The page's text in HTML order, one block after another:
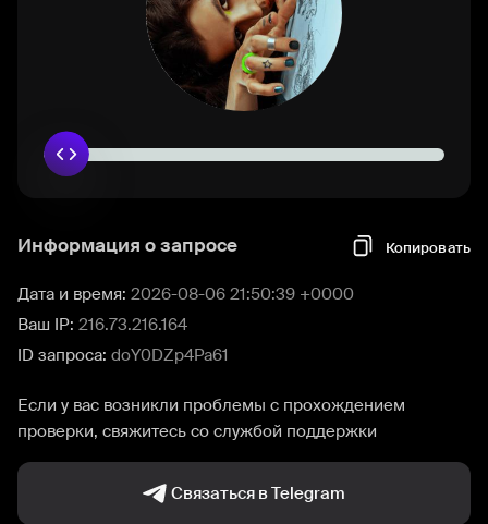
Информация о запросе Копировать
Дата и время: 2026-08-06 21:50:39 +0000
Ваш IP: 216.73.216.164
ID запроса: doY0DZp4Pa61
Если у вас возникли проблемы с прохождением
проверки, свяжитесь со службой поддержки
Связаться в Telegram